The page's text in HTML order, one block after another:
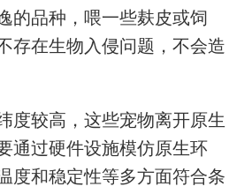
的品种，喂一些麸皮或饲
存在生物入侵问题，不会造
度较高，这些宠物离开原生
通过硬件设施模仿原生环
度和稳定性等多方面符合条